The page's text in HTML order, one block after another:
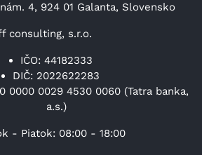
4, 924 01 Galanta, Slovensko
consulting, s.r.o.
IČO: 44182333
DIČ: 2022622283
0000 0029 4530 0060 (Tatra banka,
a.s.)
- Piatok: 08:00 - 18:00